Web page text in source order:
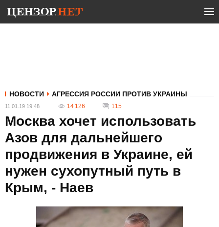
НОВОСТИ АГРЕССИЯ РОССИИ ПРОТИВ УКРАИНЫ
11.01.19 19:48 14 126 115
Москва хочет использовать
Азов для дальнейшего
продвижения в Украине, ей
нужен сухопутный путь в
Крым, - Наев